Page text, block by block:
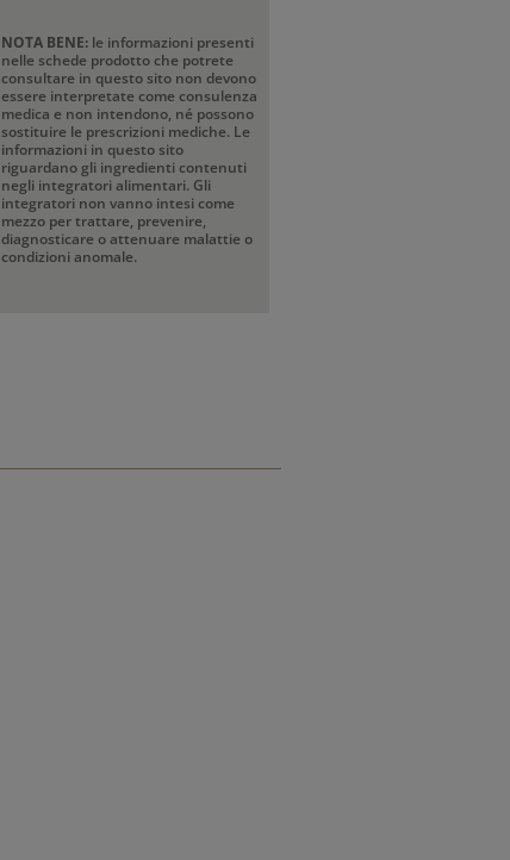
NOTA BENE: le informazioni presenti
nelle schede prodotto che potrete
consultare in questo sito non devono
essere interpretate come consulenza
medica e non intendono, né possono
sostituire le prescrizioni mediche. Le
informazioni in questo sito
riguardano gli ingredienti contenuti
negli integratori alimentari. Gli
integratori non vanno intesi come
mezzo per trattare, prevenire,
diagnosticare o attenuare malattie o
condizioni anomale.